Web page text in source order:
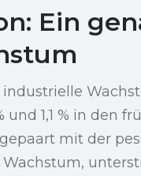
Ein
1,1 % in den
mit der